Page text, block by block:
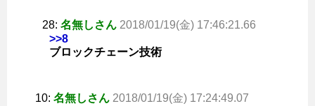
28: 名無しさん 2018/01/19(金) 17:46:21.66
>>8
ブロックチェーン技術
10: 名無しさん 2018/01/19(金) 17:24:49.07